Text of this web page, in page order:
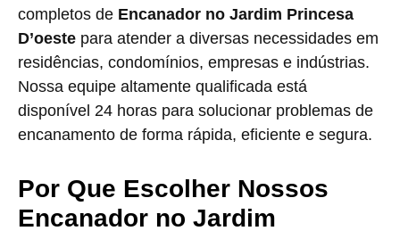
completos de Encanador no Jardim Princesa
D’oeste para atender a diversas necessidades em
residências, condomínios, empresas e indústrias.
Nossa equipe altamente qualificada está
disponível 24 horas para solucionar problemas de
encanamento de forma rápida, eficiente e segura.
Por Que Escolher Nossos
Encanador no Jardim